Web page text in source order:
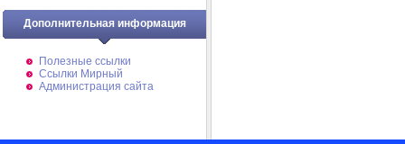
Дополнительная информация
Полезные ссылки
Ссылки Мирный
Администрация сайта